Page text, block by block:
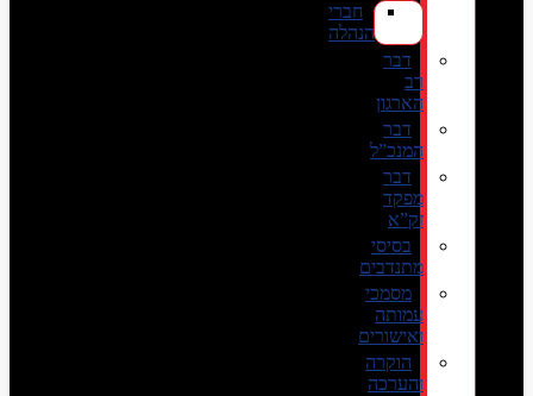
חברי
הנהלה
דבר
רב
הארגון
דבר
המנכ”ל
דבר
מפקד
זק”א
בסיסי
מתנדבים
מסמכי
עמותה
ואישורים
הוקרה
והערכה